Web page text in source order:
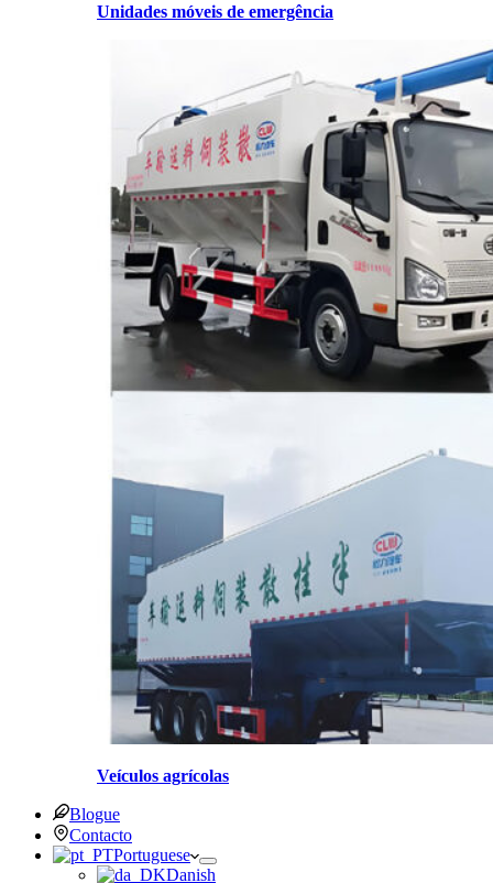
Unidades móveis de emergência
Veículos agrícolas
Blogue
Contacto
Portuguese
Danish